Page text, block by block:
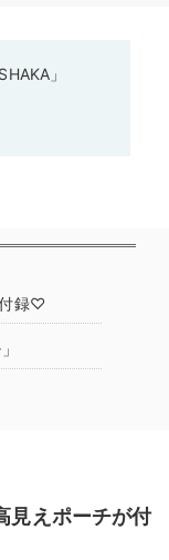
」
付録♡
見えポーチが付